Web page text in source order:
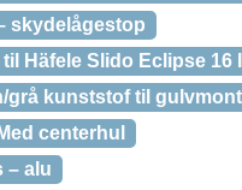
skydelågestop
Häfele Slido Eclipse 16
grå kunststof til
centerhul
– alu